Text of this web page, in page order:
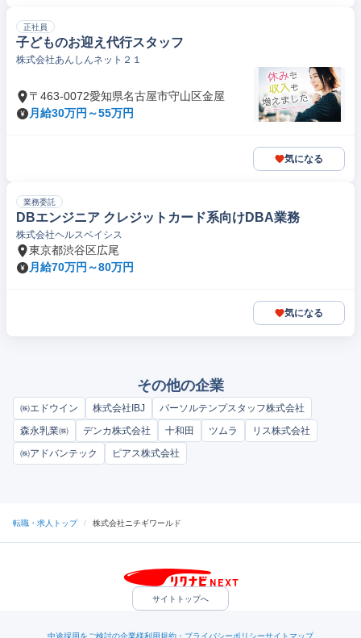
正社員
子どものお迎え代行スタッフ
株式会社あんしんネット２１
〒463-0072愛知県名古屋市守山区金屋
月給30万円～55万円
気になる
業務委託
DBエンジニア クレジットカード系向けDBA業務
株式会社ヘルスベイシス
東京都渋谷区広尾
月給70万円～80万円
気になる
その他の企業
㈱エドウイン 株式会社IBJ
パーソルテンプスタッフ株式会社
森永乳業㈱
デンカ株式会社 十和田 ツムラ
リス株式会社
㈱アドバンテック
ピアス株式会社
転職・求人トップ / 株式会社ニチギワールド
サイトトップへ
中途採用をご検討の企業様利用規約・プライバシーポリシーサイトマップ